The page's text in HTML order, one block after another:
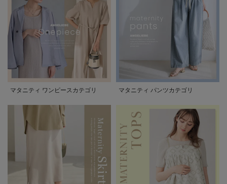
マタニティ ワンピースカテゴリ マタニティ パンツカテゴリ